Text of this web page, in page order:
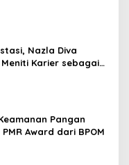
Nazla Diva
Meniti Karier sebagai
Pangan
Award dari BPOM